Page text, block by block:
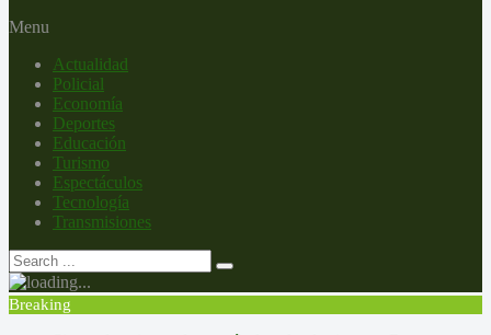
Menu
Actualidad
Policial
Economía
Deportes
Educación
Turismo
Espectáculos
Tecnología
Transmisiones
Breaking